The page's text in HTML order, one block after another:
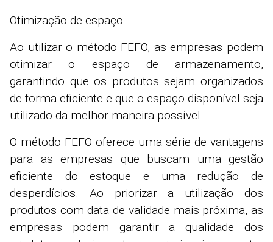
Otimização de espaço
Ao utilizar o método FEFO, as empresas podem
otimizar o espaço de armazenamento,
garantindo que os produtos sejam organizados
de forma eficiente e que o espaço disponível seja
utilizado da melhor maneira possível.
O método FEFO oferece uma série de vantagens
para as empresas que buscam uma gestão
eficiente do estoque e uma redução de
desperdícios. Ao priorizar a utilização dos
produtos com data de validade mais próxima, as
empresas podem garantir a qualidade dos